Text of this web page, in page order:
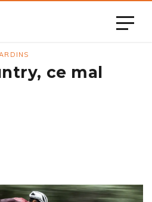
ce mal